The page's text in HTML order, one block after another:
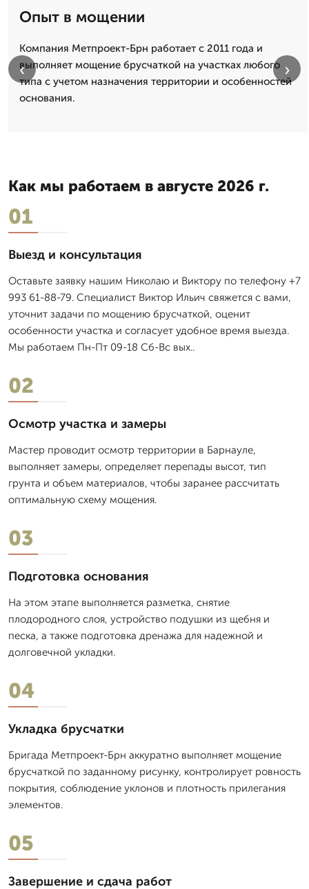
Опыт в мощении
Компания Метпроект-Брн работает с 2011 года и
выполняет мощение брусчаткой на участках любого
типа с учетом назначения территории и особенностей
основания.
‹ ›
Как мы работаем в августе 2026 г.
01
Выезд и консультация
Оставьте заявку нашим Николаю и Виктору по телефону +7
993 61-88-79. Специалист Виктор Ильич свяжется с вами,
уточнит задачи по мощению брусчаткой, оценит
особенности участка и согласует удобное время выезда.
Мы работаем Пн-Пт 09-18 Сб-Вс вых..
02
Осмотр участка и замеры
Мастер проводит осмотр территории в Барнауле,
выполняет замеры, определяет перепады высот, тип
грунта и объем материалов, чтобы заранее рассчитать
оптимальную схему мощения.
03
Подготовка основания
На этом этапе выполняется разметка, снятие
плодородного слоя, устройство подушки из щебня и
песка, а также подготовка дренажа для надежной и
долговечной укладки.
04
Укладка брусчатки
Бригада Метпроект-Брн аккуратно выполняет мощение
брусчаткой по заданному рисунку, контролирует ровность
покрытия, соблюдение уклонов и плотность прилегания
элементов.
05
Завершение и сдача работ